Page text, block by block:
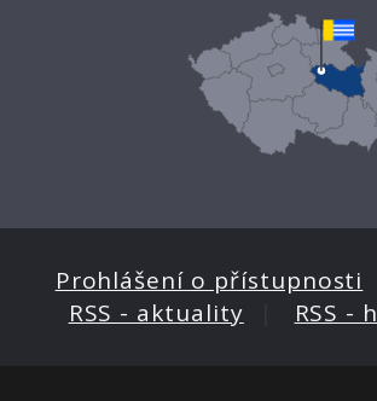
Prohlášení o přístupnosti
RSS - aktuality
RSS -